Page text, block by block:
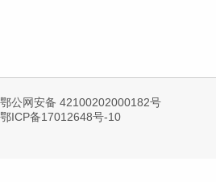
鄂公网安备 42100202000182号
鄂ICP备17012648号-10